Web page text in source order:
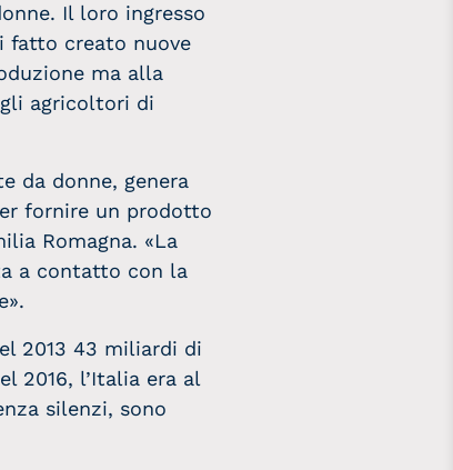
Il loro ingresso
fatto creato nuove
ma alla
agricoltori di
da donne, genera
fornire un prodotto
Romagna. «La
a contatto con la
2013 43 miliardi di
2016, l’Italia era al
silenzi, sono